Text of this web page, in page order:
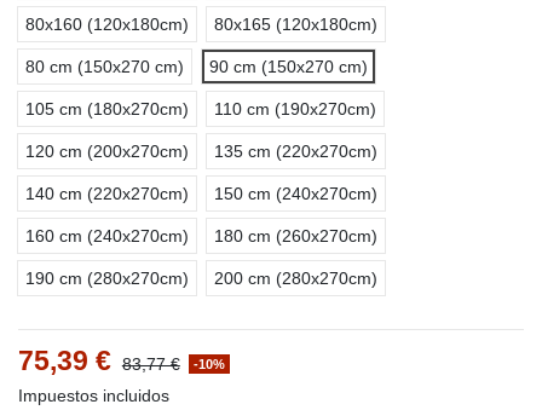
80x160 (120x180cm) 80x165 (120x180cm)
80 cm (150x270 cm) 90 cm (150x270 cm)
105 cm (180x270cm) 110 cm (190x270cm)
120 cm (200x270cm) 135 cm (220x270cm)
140 cm (220x270cm) 150 cm (240x270cm)
160 cm (240x270cm) 180 cm (260x270cm)
190 cm (280x270cm) 200 cm (280x270cm)
75,39 € 83,77 € -10%
Impuestos incluidos